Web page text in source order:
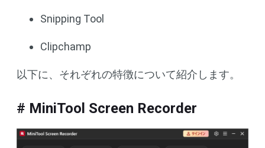
Snipping Tool
Clipchamp
以下に、それぞれの特徴について紹介します。
# MiniTool Screen Recorder